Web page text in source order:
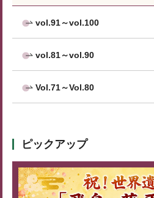
vol.91～vol.100
vol.81～vol.90
Vol.71～Vol.80
ピックアップ